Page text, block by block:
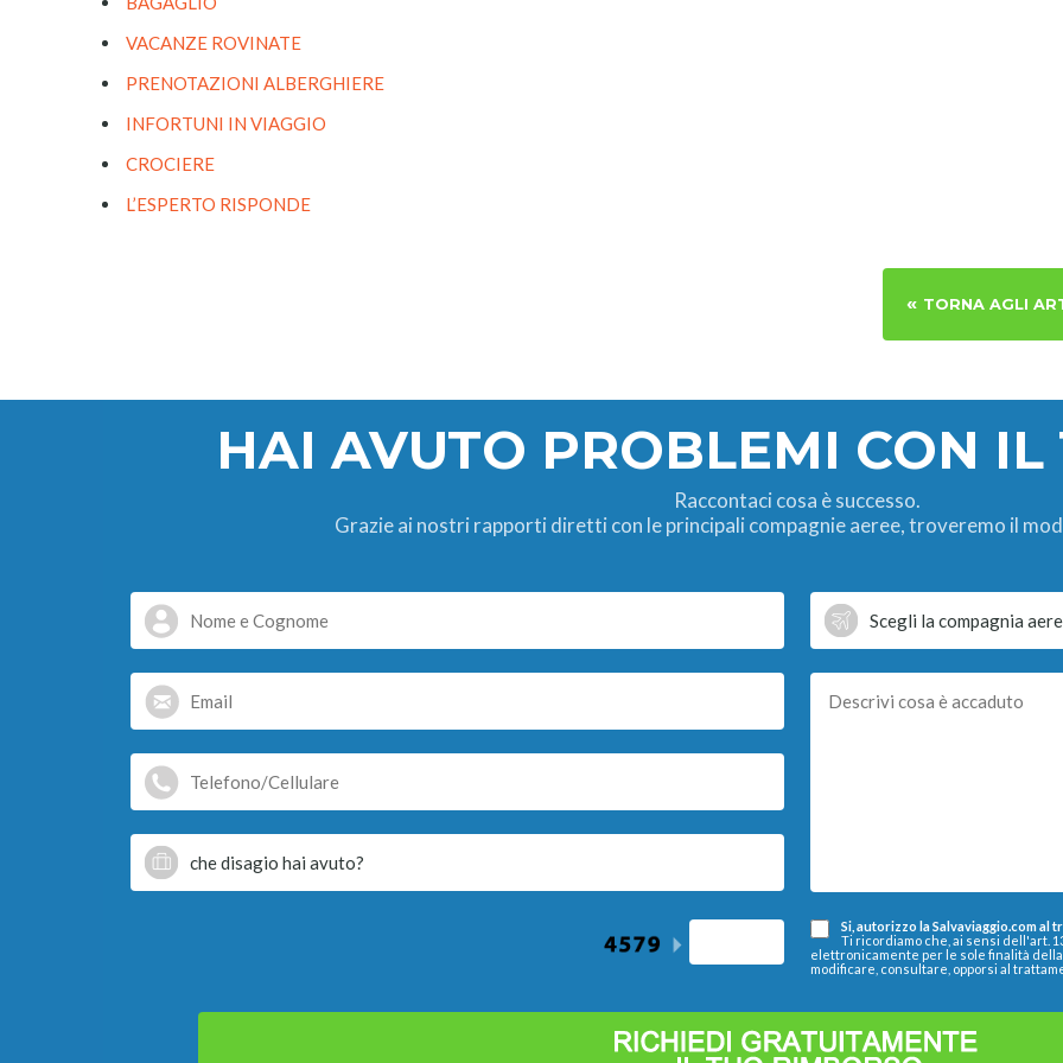
VACANZE ROVINATE
PRENOTAZIONI ALBERGHIERE
INFORTUNI IN VIAGGIO
CROCIERE
L’ESPERTO RISPONDE
« TORNA AGLI
HAI AVUTO PROBLEMI CON IL
Raccontaci cosa è successo.
Grazie ai nostri rapporti diretti con le principali compagnie aeree, troveremo il
Si, autorizzo la Salvaviaggio.com
Ti ricordiamo che, ai sensi dell'art.
elettronicamente per le sole finalità
modificare, consultare, opporsi al